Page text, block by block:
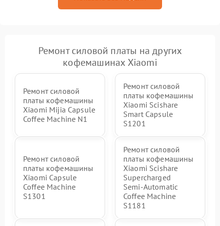
Ремонт силовой платы на других
кофемашинах Xiaomi
Ремонт силовой
платы кофемашины
Xiaomi Mijia Capsule
Coffee Machine N1
Ремонт силовой
платы кофемашины
Xiaomi Scishare
Smart Capsule
S1201
Ремонт силовой
платы кофемашины
Xiaomi Capsule
Coffee Machine
S1301
Ремонт силовой
платы кофемашины
Xiaomi Scishare
Supercharged
Semi‑Automatic
Coffee Machine
S1181